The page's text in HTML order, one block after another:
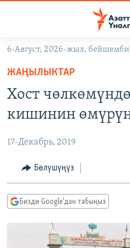
Навигацияга
өтүңүз
Издөөгө
салыңыз
ЭКОНОМИКА
МАДАНИЯТ
БОРБОР АЗИЯ
АТАЙЫН ИЛИКТӨӨ
ТВ ПРОГРАММАЛАР
ЭКСПЕРТТЕР ТАЛДАЙТ
БИЗ ЖАНА ДҮЙНӨ
ӨЗГӨЧӨ ПИКИР
Русский
6-Август, 2026-жыл,
ЖАҢЫЛЫКТАР
Хост
кишинин
17-Декабрь, 2019
Бөлүшүңүз
Бизди Google'дан табыңыз